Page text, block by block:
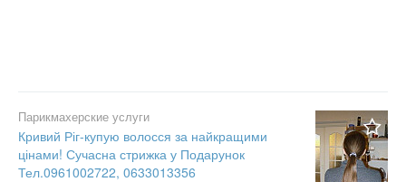
Парикмахерские услуги
Кривий Ріг-купую волосся за найкращими
цінами! Сучасна стрижка у Подарунок
Тел.0961002722, 0633013356